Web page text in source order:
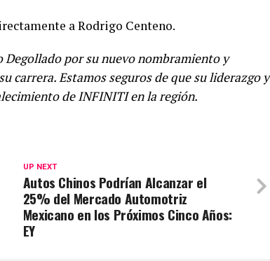
a Rodrigo Centeno.
por su nuevo nombramiento y
carrera. Estamos seguros de que su liderazgo y
de INFINITI en la región.
UP NEXT
Autos Chinos Podrían Alcanzar el
25% del Mercado Automotriz
Mexicano en los Próximos Cinco Años:
EY